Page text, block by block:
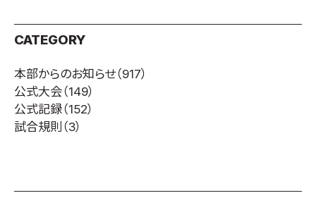
CATEGORY
本部からのお知らせ（917）
公式大会（149）
公式記録（152）
試合規則 （3）